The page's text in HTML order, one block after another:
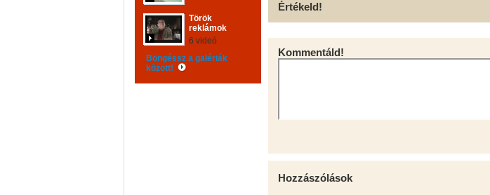
Török
reklámok
6 videó
Böngéssz a galériák
között!
Értékeld!
Kommentáld!
Hozzászólások